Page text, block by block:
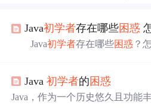
Java初学者存在哪些困惑
Java初学者存在哪些困惑 ？
法、继承、多态、各种修饰符等
子里顿时变成了一片浆糊，并直
Java初学者的困惑
Java，作为一个历史悠久且功能